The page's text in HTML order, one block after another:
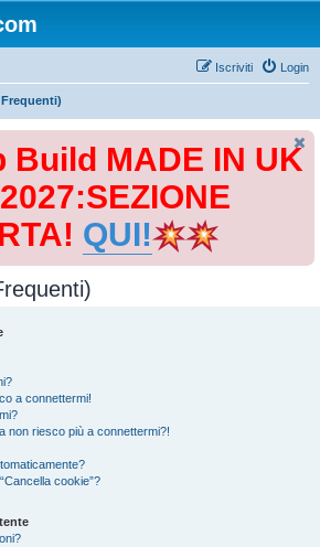
Login
Iscriviti
Build MADE IN UK
QUI!
a connettermi!
non riesco più a connettermi?!
cookie”?